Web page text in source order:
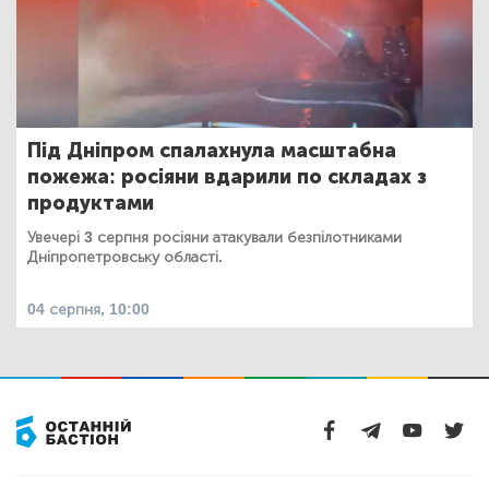
Під Дніпром спалахнула масштабна
пожежа: росіяни вдарили по складах з
продуктами
Увечері 3 серпня росіяни атакували безпілотниками
Дніпропетровську області.
04 серпня, 10:00